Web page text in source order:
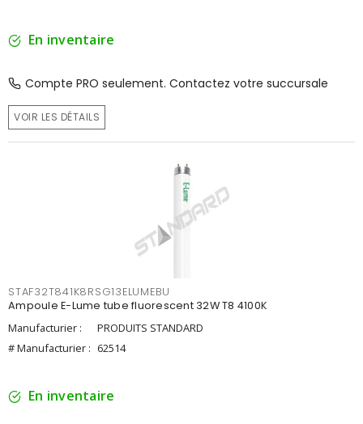
En inventaire
Compte PRO seulement. Contactez votre succursale
VOIR LES DÉTAILS
STAF32T841K8RSG13ELUMEBU
Ampoule E-Lume tube fluorescent 32W T8 4100K
Manufacturier :
PRODUITS STANDARD
# Manufacturier : 62514
En inventaire